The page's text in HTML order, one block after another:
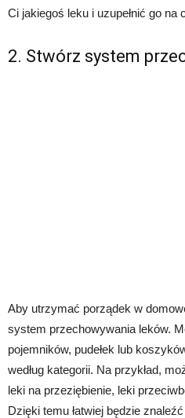
Ci jakiegoś leku i uzupełnić go na
2. Stwórz system
Aby utrzymać porządek w
system przechowywania leków.
pojemników, pudełek lub
według kategorii. Na przykład,
leki na przeziębienie, leki
Dzięki temu łatwiej będzie